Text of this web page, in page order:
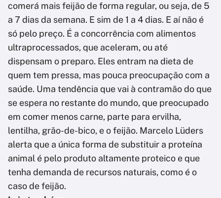
comerá mais feijão de forma regular, ou seja, de 5
a 7 dias da semana. E sim de 1 a 4 dias. E aí não é
só pelo preço. É a concorrência com alimentos
ultraprocessados, que aceleram, ou até
dispensam o preparo. Eles entram na dieta de
quem tem pressa, mas pouca preocupação com a
saúde. Uma tendência que vai à contramão do que
se espera no restante do mundo, que preocupado
em comer menos carne, parte para ervilha,
lentilha, grão-de-bico, e o feijão. Marcelo Lüders
alerta que a única forma de substituir a proteína
animal é pelo produto altamente proteico e que
tenha demanda de recursos naturais, como é o
caso de feijão.